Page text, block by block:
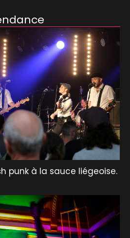
punk à la sauce liégeoise.